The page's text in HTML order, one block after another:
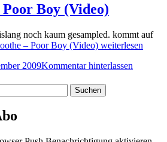
Poor Boy (Video)
noch kaum gesampled. kommt auf
– Poor Boy (Video) weiterlesen
2009Kommentar hinterlassen